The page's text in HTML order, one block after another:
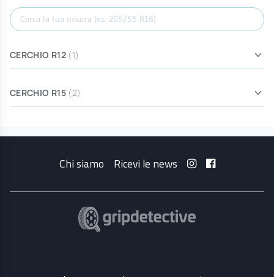
Cerca misura
CERCHIO R12 (1)
CERCHIO R15 (2)
Chi siamo Ricevi le news